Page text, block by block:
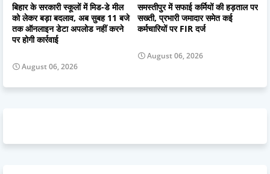
बिहार के सरकारी स्कूलों में मिड-डे मील
को लेकर बड़ा बदलाव, अब सुबह 11 बजे
तक ऑनलाइन डेटा अपलोड नहीं करने
पर होगी कार्रवाई
August 06, 2026
समस्तीपुर में सफाई कर्मियों की हड़ताल पर
सख्ती, प्रभारी जमादार समेत कई
कर्मचारियों पर FIR दर्ज
August 06, 2026